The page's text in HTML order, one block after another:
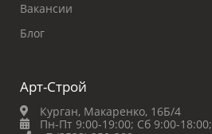
Вакансии
Блог
Арт-Строй
Курган, Макаренко, 16Б/4
Пн-Пт 9:00-19:00; Сб 9:00-18:00;